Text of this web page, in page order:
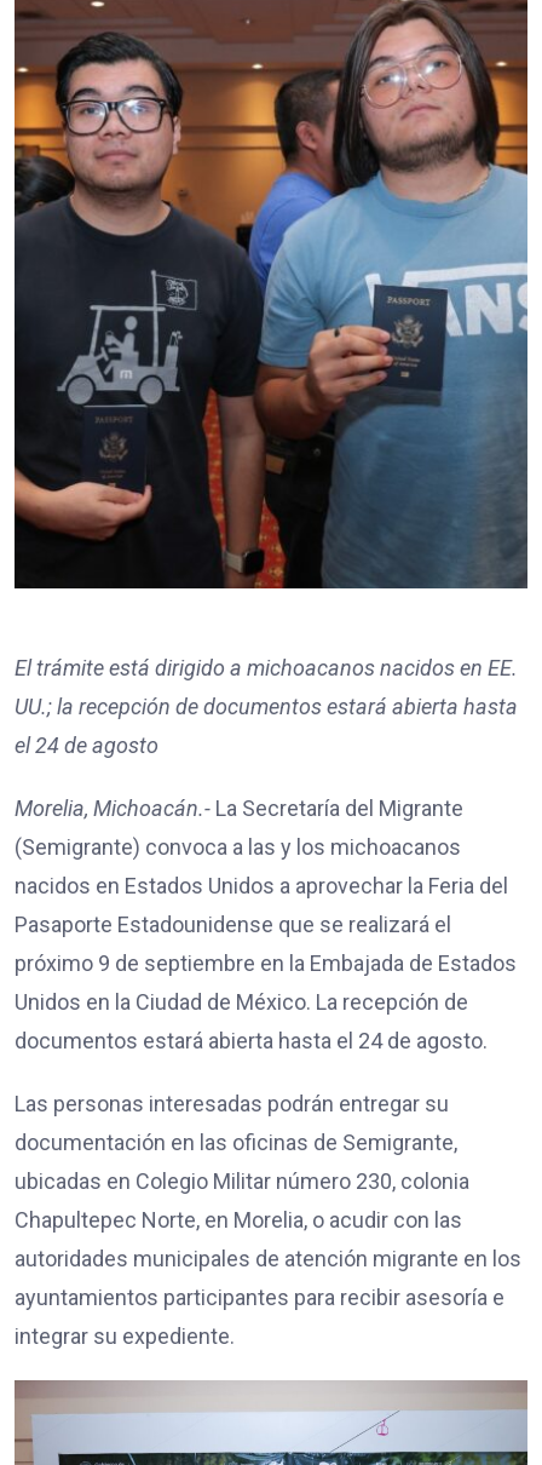
El trámite está dirigido a michoacanos nacidos en EE.
UU.; la recepción de documentos estará abierta hasta
el 24 de agosto
Morelia, Michoacán.- La Secretaría del Migrante
(Semigrante) convoca a las y los michoacanos
nacidos en Estados Unidos a aprovechar la Feria del
Pasaporte Estadounidense que se realizará el
próximo 9 de septiembre en la Embajada de Estados
Unidos en la Ciudad de México. La recepción de
documentos estará abierta hasta el 24 de agosto.
Las personas interesadas podrán entregar su
documentación en las oficinas de Semigrante,
ubicadas en Colegio Militar número 230, colonia
Chapultepec Norte, en Morelia, o acudir con las
autoridades municipales de atención migrante en los
ayuntamientos participantes para recibir asesoría e
integrar su expediente.